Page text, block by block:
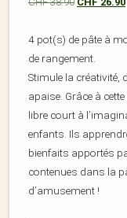
4 pot(s) de pâte à
de rangement.
Stimule la créativité,
apaise. Grâce à
libre court à
enfants. Ils
bienfaits apportés
contenues dans la
d’amusement !